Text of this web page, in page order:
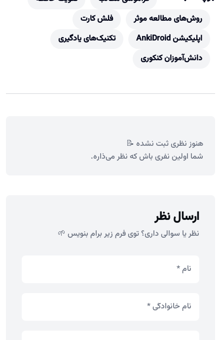
روش‌های مطالعه موثر
فلش کارت
اپلیکیشن AnkiDroid
تکنیک‌های یادگیری
دانش‌آموزان کنکوری
هنوز نظری ثبت نشده 📝
شما اولین نفری باش که نظر می‌ذاره.
ارسال نظر
نظر یا سوالی داری؟ توی فرم زیر برام بنویس 🌱